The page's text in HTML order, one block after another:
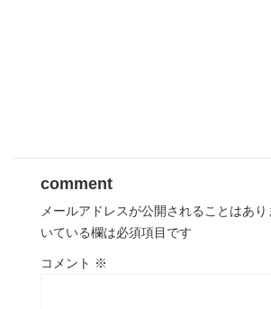
comment
メールアドレスが公開されることはあり
いている欄は必須項目です
コメント ※